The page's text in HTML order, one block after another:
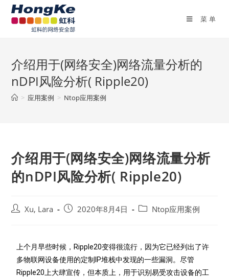
菜单
介绍用于(网络安全)网络流量分析的
nDPI风险分析( Ripple20)
> 应用案例 > Ntop应用案例
介绍用于(网络安全)网络流量分析
的nDPI风险分析( Ripple20)
Xu, Lara 2020年8月4日 Ntop应用案例
上个月早些时候，Ripple20变得很流行，因为它已经列出了许
多物联网设备使用的定制IP堆栈中发现的一些漏洞。尽管
Ripple20上大肆宣传，但本质上，用于识别易受攻击设备的工